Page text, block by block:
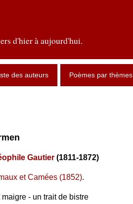
d'hier à aujourd'hui.
des auteurs Poèmes par thèmes
Gautier (1811-1872)
et Camées (1852).
- un trait de bistre